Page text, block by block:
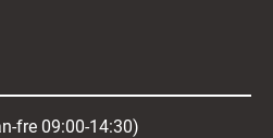
fre 09:00-14:30)